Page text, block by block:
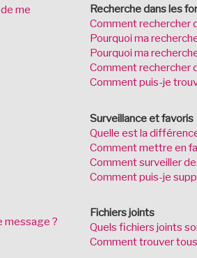
me
message ?
Recherche dans les
Comment rechercher
Pourquoi ma
Pourquoi ma
Comment rechercher
Comment puis-je
Surveillance et favoris
Quelle est la
Comment mettre en
Comment surveiller
Comment puis-je
Fichiers joints
Quels fichiers joints
Comment trouver